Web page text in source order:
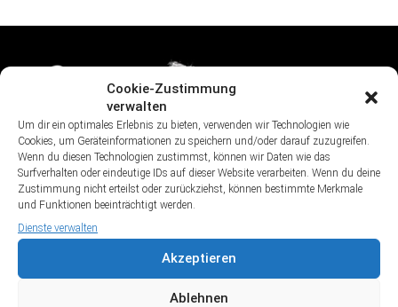
Cookie-Zustimmung
verwalten
Um dir ein optimales Erlebnis zu bieten, verwenden wir Technologien wie
Cookies, um Geräteinformationen zu speichern und/oder darauf zuzugreifen.
Wenn du diesen Technologien zustimmst, können wir Daten wie das
Surfverhalten oder eindeutige IDs auf dieser Website verarbeiten. Wenn du deine
Zustimmung nicht erteilst oder zurückziehst, können bestimmte Merkmale
und Funktionen beeinträchtigt werden.
Dienste verwalten
Akzeptieren
Ablehnen